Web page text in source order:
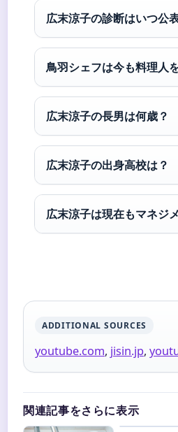
広末涼子の診断はいつ公
鳥羽シェフは今も料理人
広末涼子の長男は何歳？
広末涼子の出身高校は？
広末涼子は現在もマネジ
ADDITIONAL SOURCES
youtube.com, jisin.jp,
関連記事をさらに表示